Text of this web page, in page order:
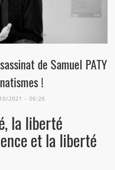
de Samuel PATY
!
2021 - 06:26
la liberté
et la liberté